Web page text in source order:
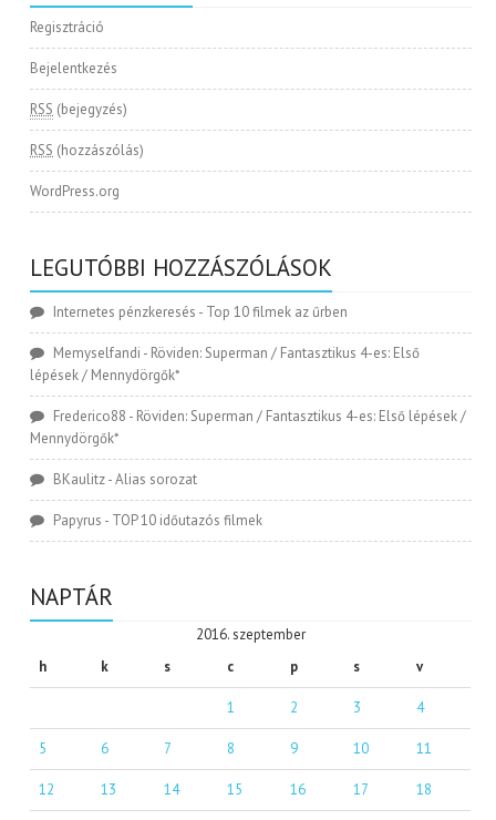
Regisztráció
Bejelentkezés
RSS (bejegyzés)
RSS (hozzászólás)
WordPress.org
LEGUTÓBBI HOZZÁSZÓLÁSOK
Internetes pénzkeresés - Top 10 filmek az űrben
Memyselfandi - Röviden: Superman / Fantasztikus 4-es: Első
lépések / Mennydörgők*
Frederico88 - Röviden: Superman / Fantasztikus 4-es: Első lépések /
Mennydörgők*
BKaulitz-Alias sorozat
Papyrus - TOP 10 időutazós filmek
NAPTÁR
2016. szeptember
h
k s c p s v
1 2 3 4
5 6 7 8 9 10 11
12 13 14 15 16 17 18